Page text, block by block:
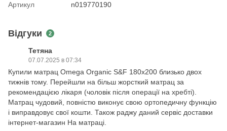
Артикул n019770190
Відгуки 2
Тетяна
07.07.2025 в 07:34
Купили матрац Omega Organic S&F 180х200 близько двох
тижнів тому. Перейшли на більш жорсткий матрац за
рекомендацією лікаря (чоловік після операції на хребті).
Матрац чудовий, повністю виконує свою ортопедичну функцію
і виправдовує свої кошти. Також раджу даний сервіс доставки
інтернет-магазин На матраці.